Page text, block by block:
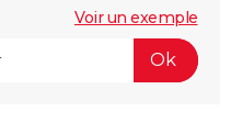
Voir un exemple